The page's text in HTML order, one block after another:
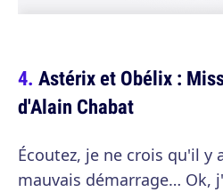
Astérix et Obélix :
d'Alain Chabat
Écoutez, je ne crois qu'il y
mauvais démarrage… Ok,